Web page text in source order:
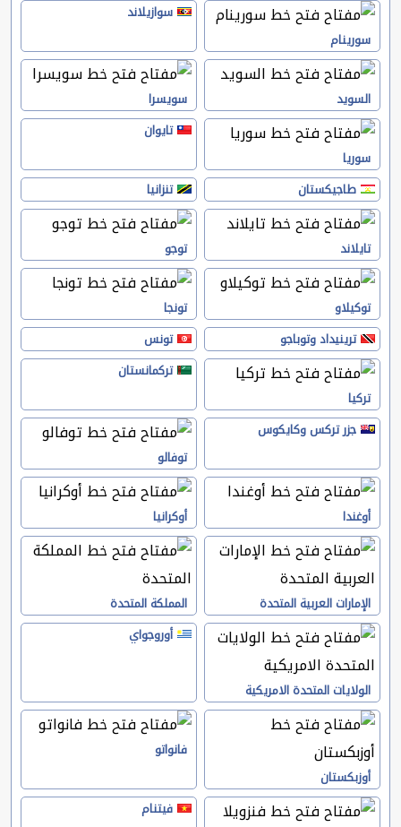
سورينام
سوازيلاند
السويد سويسرا
سوريا
تايوان
طاجيكستان تنزانيا
تايلاند توجو
توكيلاو
تونجا
ترينيداد وتوباجو
تونس
تركيا
تركمانستان
جزر تركس وكايكوس
توفالو
أوغندا أوكرانيا
الإمارات العربية المتحدة المملكة المتحدة
الولايات المتحدة الامريكية
أوروجواي
أوزبكستان
فانواتو
فيتنام